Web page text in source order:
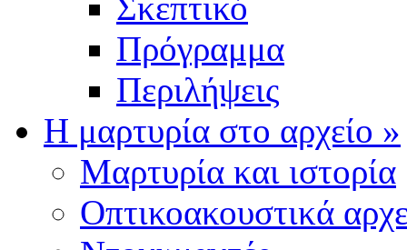
Πρόγραμμα
Περιλήψεις
Η μαρτυρία στο αρχείο »
Μαρτυρία και ιστορία
Οπτικοακουστικά